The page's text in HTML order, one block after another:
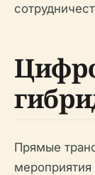
Прямые